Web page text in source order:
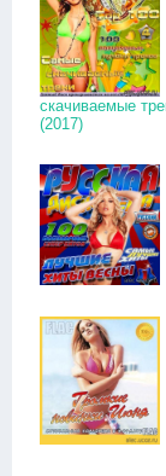
скачиваемые
(2017)